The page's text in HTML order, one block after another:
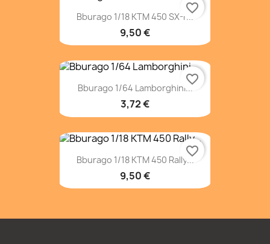
Bburago 1/18 KTM 450 SX-F...
9,50 €
favorite_border
Bburago 1/64 Lamborghini...
3,72 €
favorite_border
Bburago 1/18 KTM 450 Rally...
9,50 €
favorite_border